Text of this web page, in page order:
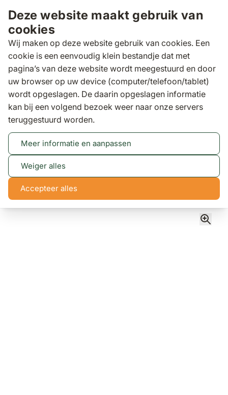
Deze website maakt gebruik van
cookies
Wij maken op deze website gebruik van cookies. Een
cookie is een eenvoudig klein bestandje dat met
pagina’s van deze website wordt meegestuurd en door
uw browser op uw device (computer/telefoon/tablet)
wordt opgeslagen. De daarin opgeslagen informatie
kan bij een volgend bezoek weer naar onze servers
teruggestuurd worden.
Meer informatie en aanpassen
Weiger alles
Accepteer alles
Zoeken
Wij zijn op zondag gesloten. Kom gerust
op andere dagen langs!
Lees meer
Tuinstoelen Lifestyle Brandon dining tuinstoel
Lifestyle Brandon dining tuinstoel